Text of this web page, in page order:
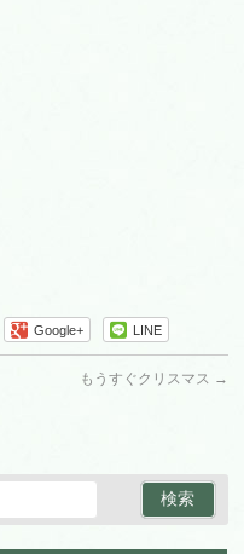
Google+ LINE
もうすぐクリスマス →